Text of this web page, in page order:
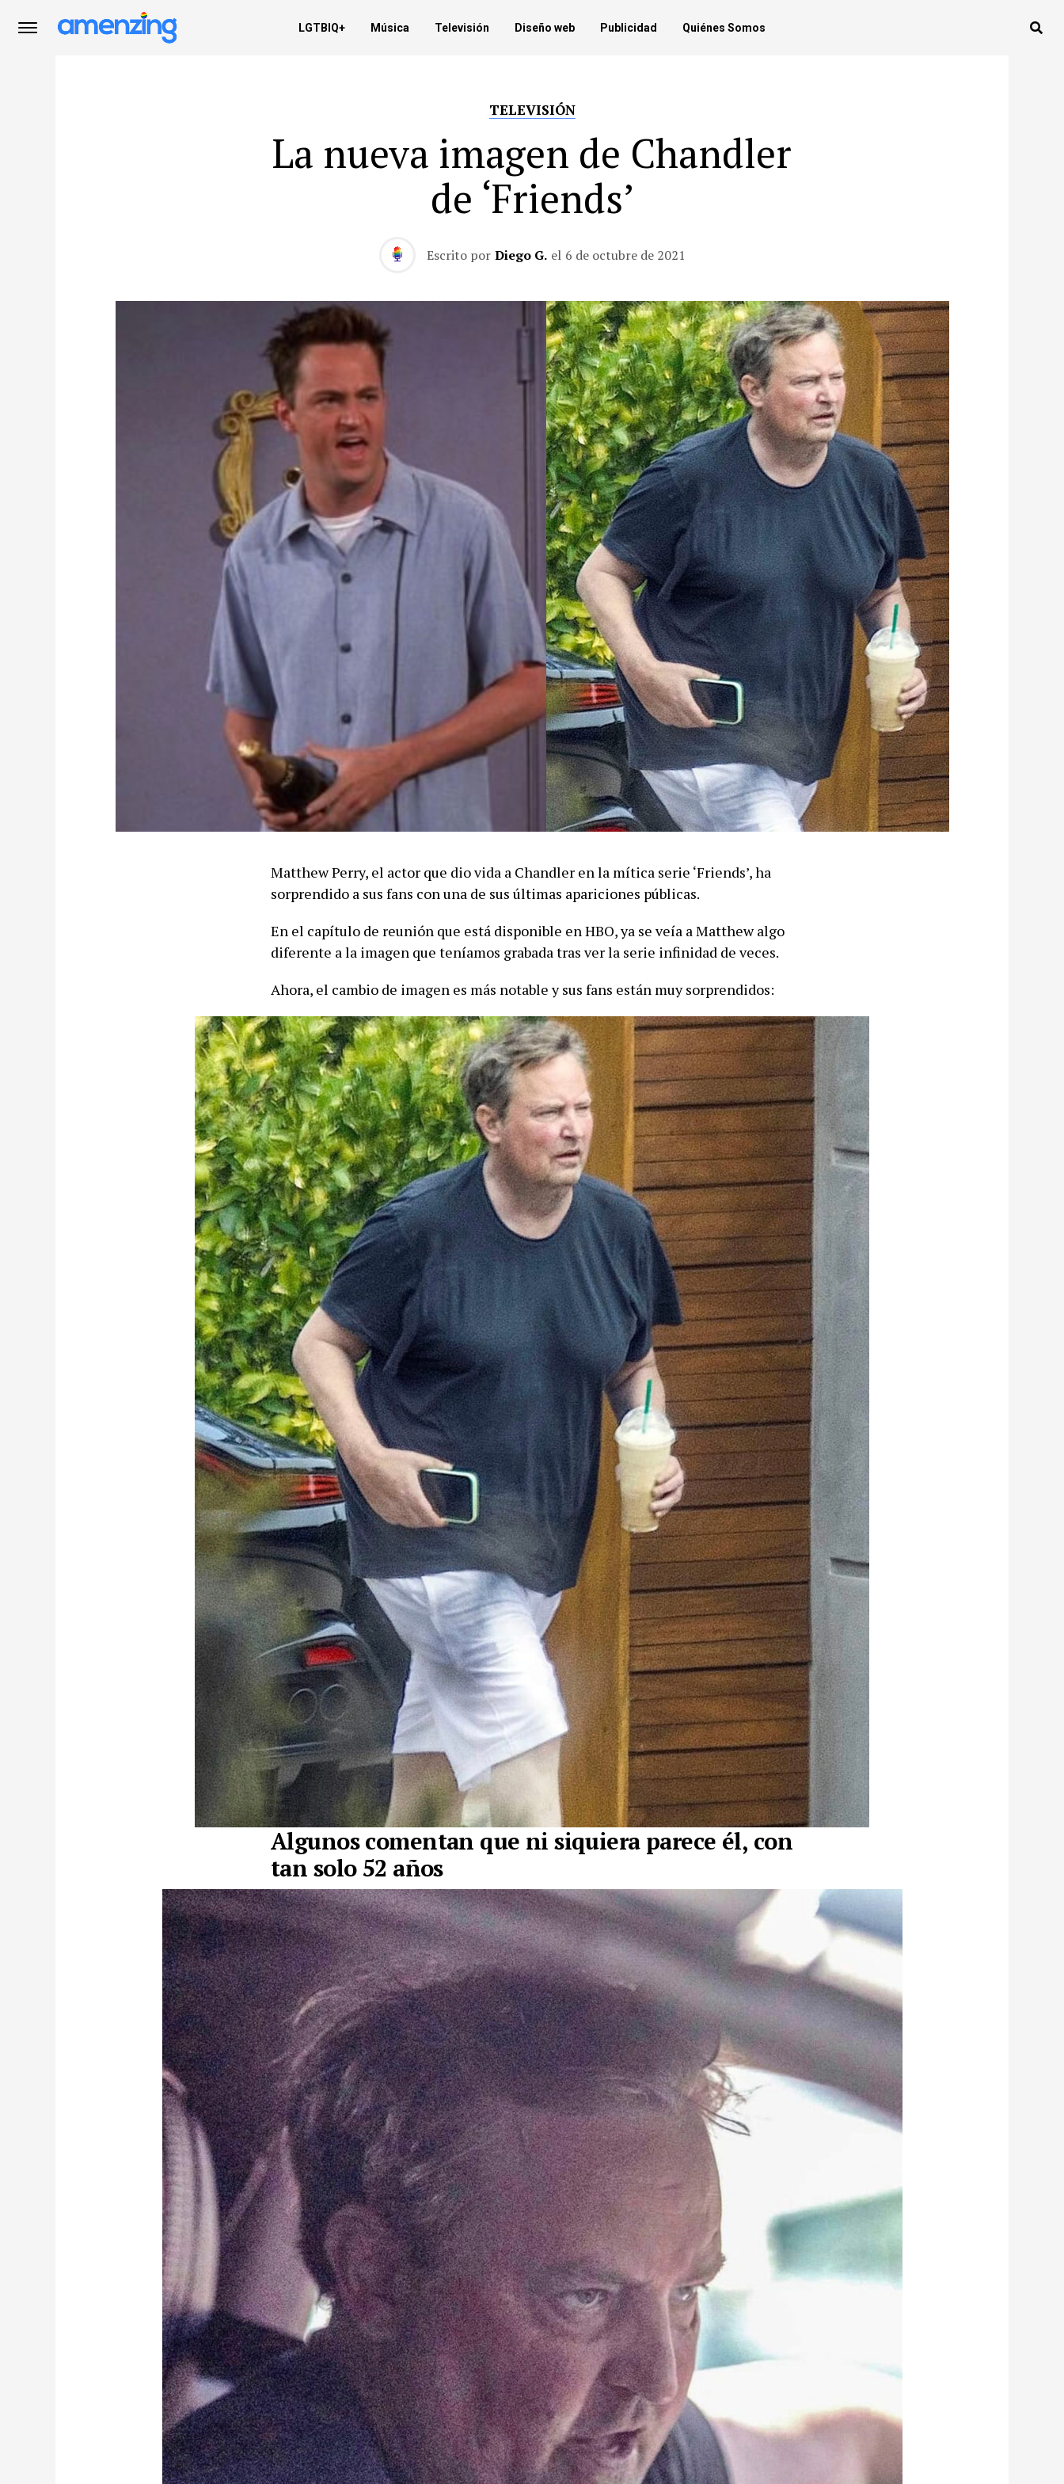
LGTBIQ+ Música Televisión Diseño web Publicidad Quiénes Somos
TELEVISIÓN
La nueva imagen de Chandler
de ‘Friends’
Escrito por Diego G. el 6 de octubre de 2021
Matthew Perry, el actor que dio vida a Chandler en la mítica serie ‘Friends’, ha
sorprendido a sus fans con una de sus últimas apariciones públicas.
En el capítulo de reunión que está disponible en HBO, ya se veía a Matthew algo
diferente a la imagen que teníamos grabada tras ver la serie infinidad de veces.
Ahora, el cambio de imagen es más notable y sus fans están muy sorprendidos:
Algunos comentan que ni siquiera parece él, con
tan solo 52 años